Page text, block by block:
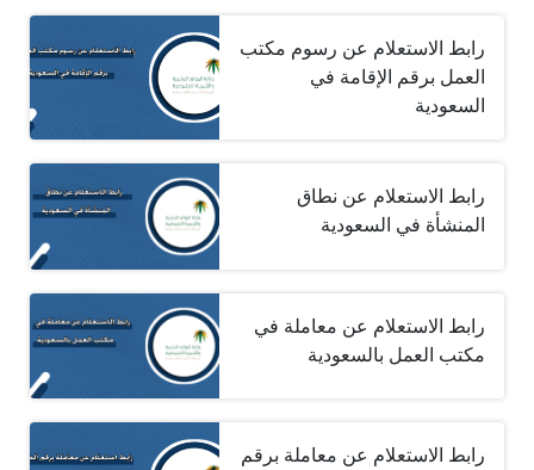
رابط الاستعلام عن رسوم مكتب
العمل برقم الإقامة في
السعودية
رابط الاستعلام عن نطاق
المنشأة في السعودية
رابط الاستعلام عن معاملة في
مكتب العمل بالسعودية
رابط الاستعلام عن معاملة برقم